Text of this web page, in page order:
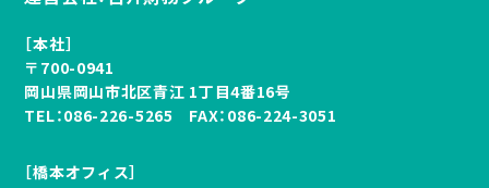
［本社］
〒700-0941
岡山県岡山市北区青江 1丁目4番16号
TEL：086-226-5265 FAX：086-224-3051
［橋本オフィス］